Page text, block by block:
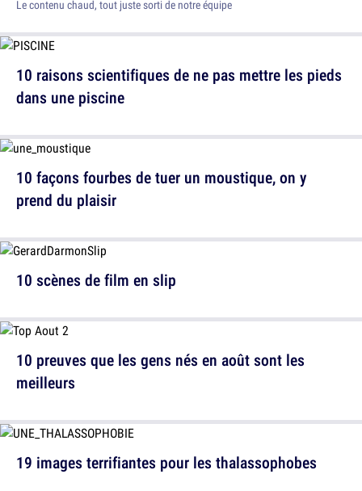
Le contenu chaud, tout juste sorti de notre équipe
10 raisons scientifiques de ne pas mettre les pieds
dans une piscine
10 scènes de film en slip
19 images terrifiantes pour les thalassophobes
10 façons fourbes de tuer un moustique, on y
prend du plaisir
10 preuves que les gens nés en août sont les
meilleurs